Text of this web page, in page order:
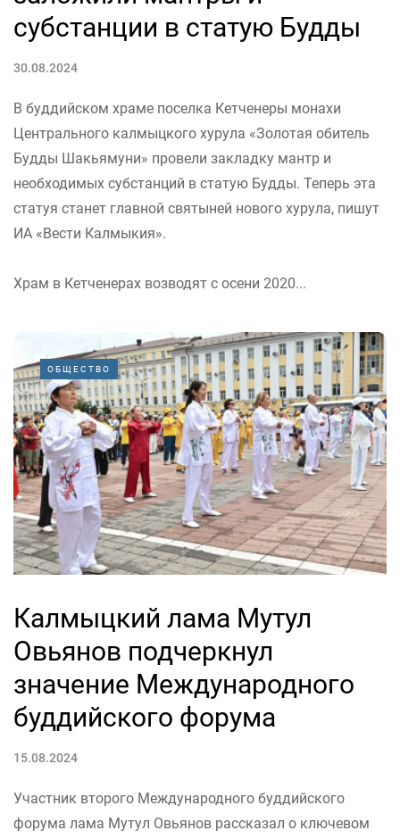
субстанции в статую Будды
30.08.2024
В буддийском храме поселка Кетченеры монахи
Центрального калмыцкого хурула «Золотая обитель
Будды Шакьямуни» провели закладку мантр и
необходимых субстанций в статую Будды. Теперь эта
статуя станет главной святыней нового хурула, пишут
ИА «Вести Калмыкия».
Храм в Кетченерах возводят с осени 2020...
ОБЩЕСТВО
Калмыцкий лама Мутул
Овьянов подчеркнул
значение Международного
буддийского форума
15.08.2024
Участник второго Международного буддийского
форума лама Мутул Овьянов рассказал о ключевом